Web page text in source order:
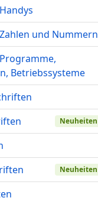
und Nummern
Betriebssysteme
Neuheiten
Neuheiten